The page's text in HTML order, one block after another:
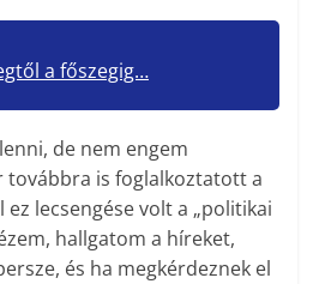
a főszegig…
de nem engem
továbbra is foglalkoztatott a
lecsengése volt a „politikai
hallgatom a híreket,
és ha megkérdeznek el